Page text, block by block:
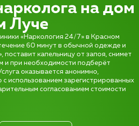
на дом
Луче
«Наркология 24/7» в Красном
60 минут в обычной одежде и
поставит капельницу от запоя, снимет
и при необходимости подберёт
оказывается анонимно,
с использованием зарегистрированных
согласованием стоимости